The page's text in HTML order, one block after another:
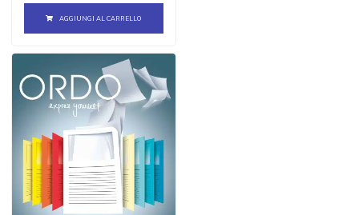
AGGIUNGI AL CARRELLO